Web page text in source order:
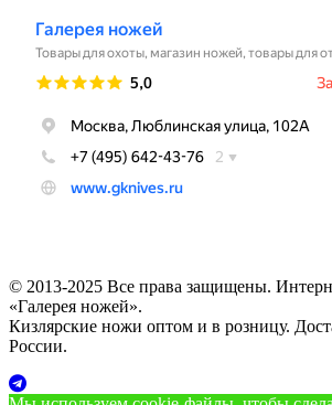
© 2013-2025 Все права защищены.
«Галерея ножей».
Кизлярские ножи оптом и в розницу.
России.